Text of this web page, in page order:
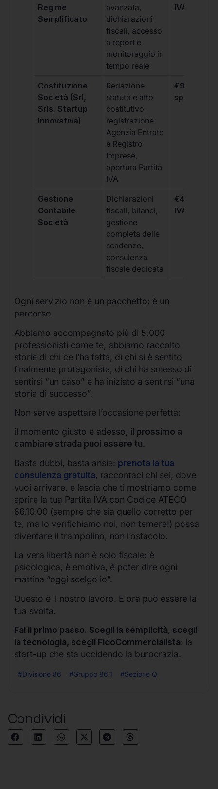
Regime
Semplificato
avanzata,
dichiarazioni
fiscali, accesso
a report e
monitoraggio in
tempo reale
IVA/
Costituzione
Società (Srl,
Srls, Startup
Innovativa)
Redazione
statuto e atto
costitutivo,
registrazione
Agenzia Entrate
e Registro
Imprese,
apertura Partita
IVA
€99 + IVA
spese
Gestione
Contabile
Società
Dichiarazioni
fiscali, bilanci,
gestione
completa delle
scadenze,
consulenza
fiscale dedicata
€499 +
IVA/
Ogni servizio non è un pacchetto: è un
percorso.
Abbiamo accompagnato più di 5.000
professionisti come te, abbiamo raccolto
storie di chi ce l’ha fatta, di chi si è sentito
finalmente protagonista, di chi ha smesso di
sentirsi “un caso” e ha iniziato a sentirsi “una
storia di successo”.
Non serve aspettare l’occasione perfetta:
il momento giusto è adesso, il prossimo a
cambiare strada puoi essere tu.
Basta dubbi, basta ansie: prenota la tua
consulenza gratuita, raccontaci chi sei, dove
vuoi arrivare, e lascia che ti mostriamo come
aprire la tua Partita IVA con Codice ATECO
86.10.00 (sempre che sia quello corretto per
te, ma lo verifichiamo noi, non temere!) possa
diventare il trampolino, non l’ostacolo.
La vera libertà non è solo fiscale: è
psicologica, è emotiva, è poter dire ogni
mattina “oggi scelgo io”.
Questo è il nostro lavoro. E ora può essere la
tua svolta.
Fai il primo passo. Scegli la semplicità, scegli
la tecnologia, scegli FidoCommercialista: la
start-up che sta uccidendo la burocrazia.
#Divisione 86 #Gruppo 86.1 #Sezione Q
Condividi